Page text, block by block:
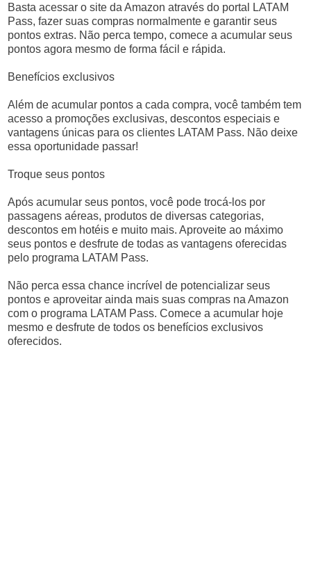
Basta acessar o site da Amazon através do portal LATAM
Pass, fazer suas compras normalmente e garantir seus
pontos extras. Não perca tempo, comece a acumular seus
pontos agora mesmo de forma fácil e rápida.
Benefícios exclusivos
Além de acumular pontos a cada compra, você também tem
acesso a promoções exclusivas, descontos especiais e
vantagens únicas para os clientes LATAM Pass. Não deixe
essa oportunidade passar!
Troque seus pontos
Após acumular seus pontos, você pode trocá-los por
passagens aéreas, produtos de diversas categorias,
descontos em hotéis e muito mais. Aproveite ao máximo
seus pontos e desfrute de todas as vantagens oferecidas
pelo programa LATAM Pass.
Não perca essa chance incrível de potencializar seus
pontos e aproveitar ainda mais suas compras na Amazon
com o programa LATAM Pass. Comece a acumular hoje
mesmo e desfrute de todos os benefícios exclusivos
oferecidos.